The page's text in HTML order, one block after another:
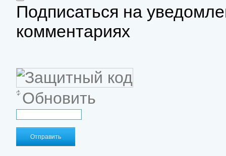
Подписаться на
комментариях
Обновить
Отправить